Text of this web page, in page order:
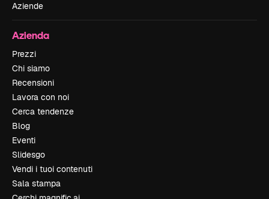
Aziende
Azienda
Prezzi
Chi siamo
Recensioni
Lavora con noi
Cerca tendenze
Blog
Eventi
Slidesgo
Vendi i tuoi contenuti
Sala stampa